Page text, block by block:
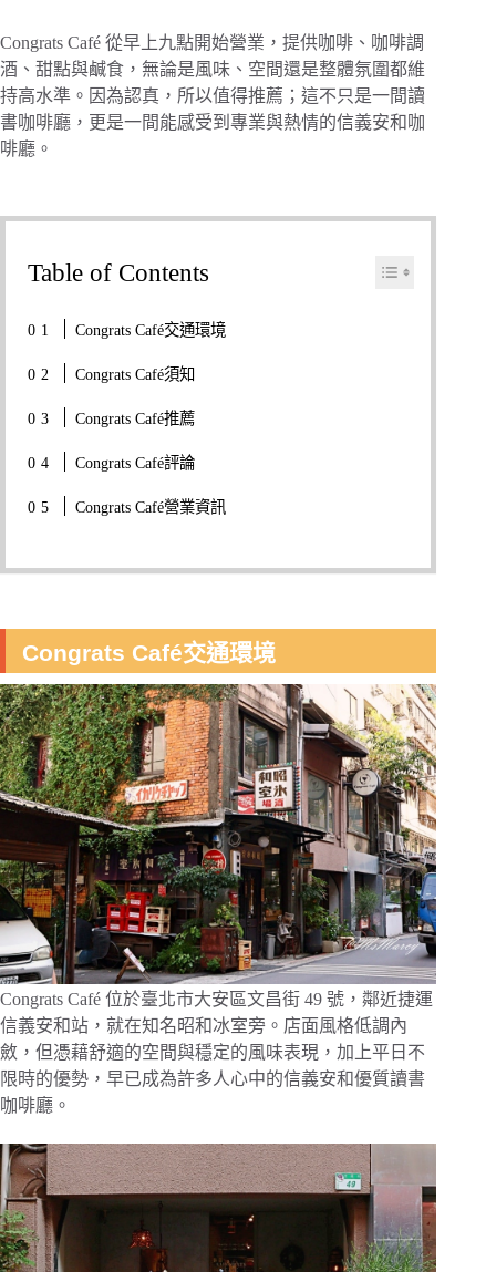
Congrats Café 從早上九點開始營業，提供咖啡、咖啡調
酒、甜點與鹹食，無論是風味、空間還是整體氛圍都維
持高水準。因為認真，所以值得推薦；這不只是一間讀
書咖啡廳，更是一間能感受到專業與熱情的信義安和咖
啡廳。
Table of Contents
Congrats Café交通環境
Congrats Café須知
Congrats Café推薦
Congrats Café評論
Congrats Café營業資訊
Congrats Café交通環境
Congrats Café 位於臺北市大安區文昌街 49 號，鄰近捷運
信義安和站，就在知名昭和冰室旁。店面風格低調內
斂，但憑藉舒適的空間與穩定的風味表現，加上平日不
限時的優勢，早已成為許多人心中的信義安和優質讀書
咖啡廳。